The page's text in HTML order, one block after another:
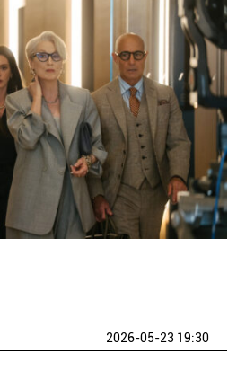
2026-05-23 19:30